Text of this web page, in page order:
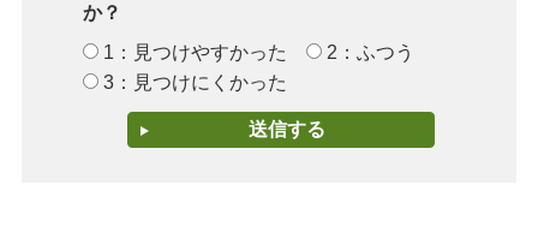
か？
1：見つけやすかった
2：ふつう
3：見つけにくかった